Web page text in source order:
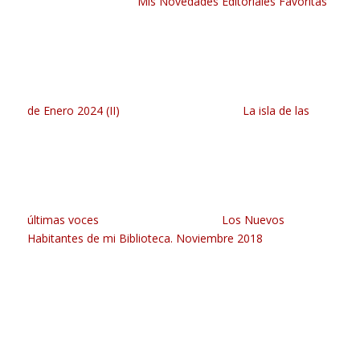
de Enero 2024 (II) La isla de las
últimas voces
Los Nuevos
Habitantes de mi Biblioteca. Noviembre 2018